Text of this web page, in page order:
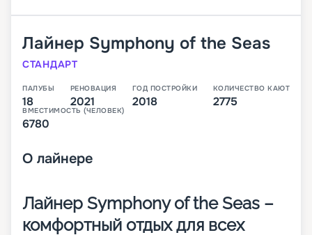
Лайнер Symphony of the Seas
СТАНДАРТ
ПАЛУБЫ
18
РЕНОВАЦИЯ
2021
ГОД ПОСТРОЙКИ
2018
КОЛИЧЕСТВО КАЮТ
2775
ВМЕСТИМОСТЬ (ЧЕЛОВЕК)
6780
О лайнере
Лайнер Symphony of the Seas –
комфортный отдых для всех